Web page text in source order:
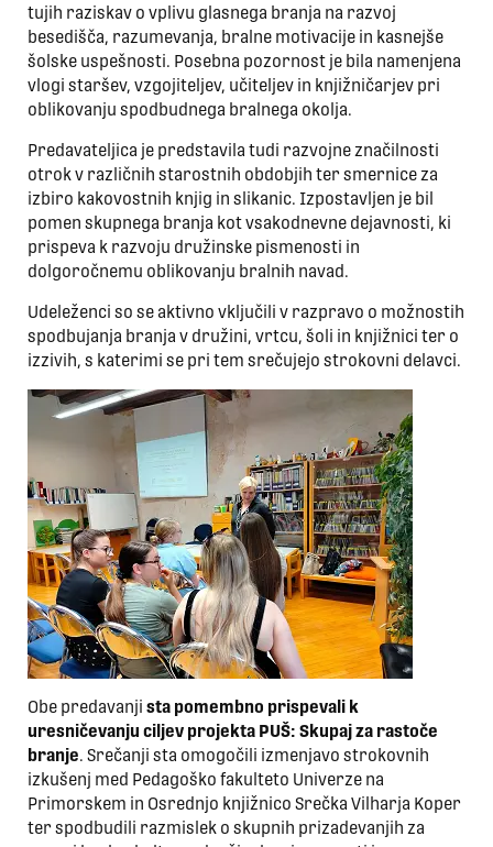
tujih raziskav o vplivu glasnega branja na razvoj
besedišča, razumevanja, bralne motivacije in kasnejše
šolske uspešnosti. Posebna pozornost je bila namenjena
vlogi staršev, vzgojiteljev, učiteljev in knjižničarjev pri
oblikovanju spodbudnega bralnega okolja.
Predavateljica je predstavila tudi razvojne značilnosti
otrok v različnih starostnih obdobjih ter smernice za
izbiro kakovostnih knjig in slikanic. Izpostavljen je bil
pomen skupnega branja kot vsakodnevne dejavnosti, ki
prispeva k razvoju družinske pismenosti in
dolgoročnemu oblikovanju bralnih navad.
Udeleženci so se aktivno vključili v razpravo o možnostih
spodbujanja branja v družini, vrtcu, šoli in knjižnici ter o
izzivih, s katerimi se pri tem srečujejo strokovni delavci.
Obe predavanji sta pomembno prispevali k
uresničevanju ciljev projekta PUŠ: Skupaj za rastoče
branje. Srečanji sta omogočili izmenjavo strokovnih
izkušenj med Pedagoško fakulteto Univerze na
Primorskem in Osrednjo knjižnico Srečka Vilharja Koper
ter spodbudili razmislek o skupnih prizadevanjih za